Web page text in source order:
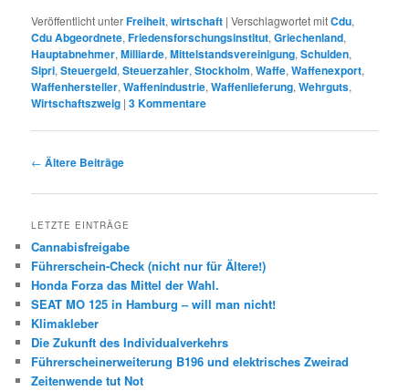
Veröffentlicht unterFreiheit,wirtschaft |Verschlagwortet mitCdu,
Cdu Abgeordnete,Friedensforschungsinstitut,Griechenland,
Hauptabnehmer,Milliarde,Mittelstandsvereinigung,Schulden,
Sipri,Steuergeld,Steuerzahler,Stockholm,Waffe,Waffenexport,
Waffenhersteller,Waffenindustrie,Waffenlieferung,Wehrguts,
Wirtschaftszweig |3Kommentare
Beitrags-
← Ältere Beiträge
LETZTE EINTRÄGE
Cannabisfreigabe
Führerschein-Check (nicht nur für Ältere!)
Honda Forza das Mittel der Wahl.
SEAT MO 125 in Hamburg – will man nicht!
Klimakleber
Die Zukunft des Individualverkehrs
Führerscheinerweiterung B196 und elektrisches Zweirad
Zeitenwende tut Not